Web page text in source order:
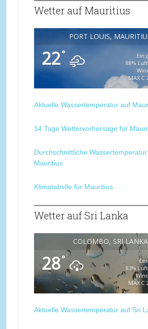
Wetter auf Mauritius
PORT LOUIS,
22°
Ein
88%
MAX C
Aktuelle Wassertemperatur auf
14 Tage Wettervorhersage für
Durchschnittliche
Mauritius
Klimatabelle für Mauritius
Wetter auf Sri Lanka
COLOMBO, SRI LANKA
28°
83%
MAX C
Aktuelle Wassertemperatur auf Sri